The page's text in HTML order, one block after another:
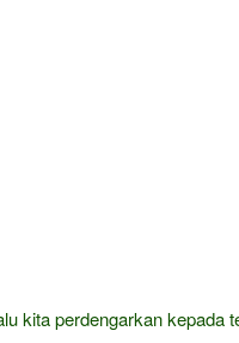
kita perdengarkan kepada